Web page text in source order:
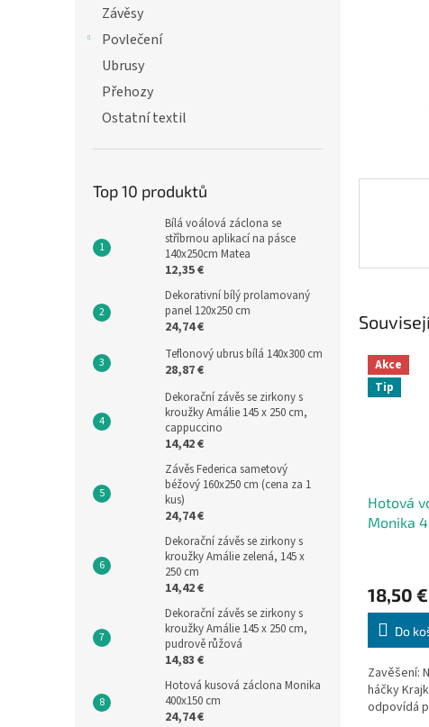
Závěsy
Povlečení
Ubrusy
Přehozy
Ostatní textil
Top 10 produktů
Bílá voálová záclona se
stříbrnou aplikací na pásce
140x250cm Matea
12,35 €
Dekorativní bílý prolamovaný
panel 120x250 cm
24,74 €
Teflonový ubrus bílá 140x300 cm
28,87 €
Dekorační závěs se zirkony s
kroužky Amálie 145 x 250 cm,
cappuccino
14,42 €
Závěs Federica sametový
béžový 160x250 cm (cena za 1
kus)
24,74 €
Dekorační závěs se zirkony s
kroužky Amálie zelená, 145 x
250 cm
14,42 €
Dekorační závěs se zirkony s
kroužky Amálie 145 x 250 cm,
pudrově růžová
14,83 €
Hotová kusová záclona Monika
400x150 cm
24,74 €
Akce
Tip
Hotová
Monika
18,50 €
Do
Zavěšení:
háčky
odpovídá